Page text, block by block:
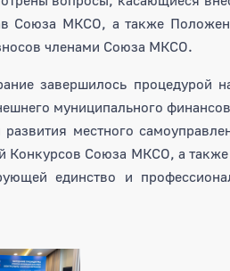
Союза МКСО, а также
членами Союза МКСО.
завершилось процедурой
муниципального
развития местного
Конкурсов Союза МКСО, а
единство и